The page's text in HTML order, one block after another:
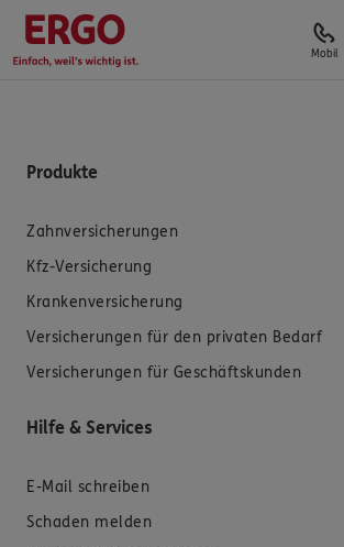
Mobil
Produkte
Zahnversicherungen
Kfz-Versicherung
Krankenversicherung
Versicherungen für den privaten Bedarf
Versicherungen für Geschäftskunden
Hilfe & Services
E-Mail schreiben
Schaden melden